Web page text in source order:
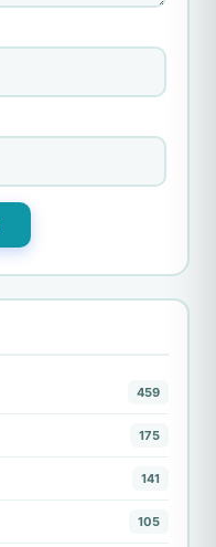
459
175
141
105